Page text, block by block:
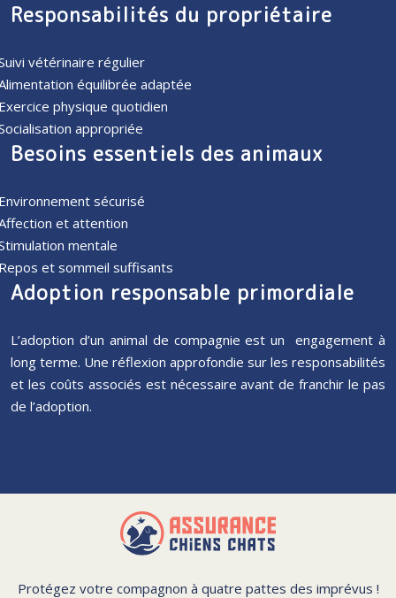
Responsabilités du propriétaire
vétérinaire régulier
équilibrée adaptée
physique quotidien
appropriée
Besoins essentiels des animaux
sécurisé
et attention
mentale
et sommeil suffisants
Adoption responsable primordiale
L’adoption d’un animal de compagnie est un engagement à
long terme. Une réflexion approfondie sur les responsabilités
et les coûts associés est nécessaire avant de franchir le pas
de l’adoption.
Protégez votre compagnon à quatre pattes des imprévus !